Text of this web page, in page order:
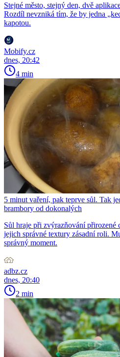
Stejné město, stejný den, dvě
Rozdíl nevzniká tím, že by jedna
kapotou.
Mobify.cz
dnes, 20:42
4 min
5 minut vaření, pak teprve sůl. Tak
brambory od dokonalých
Sůl hraje při zvýrazňování
jejich správné textury zásadní roli.
správný moment.
adbz.cz
dnes, 20:40
2 min